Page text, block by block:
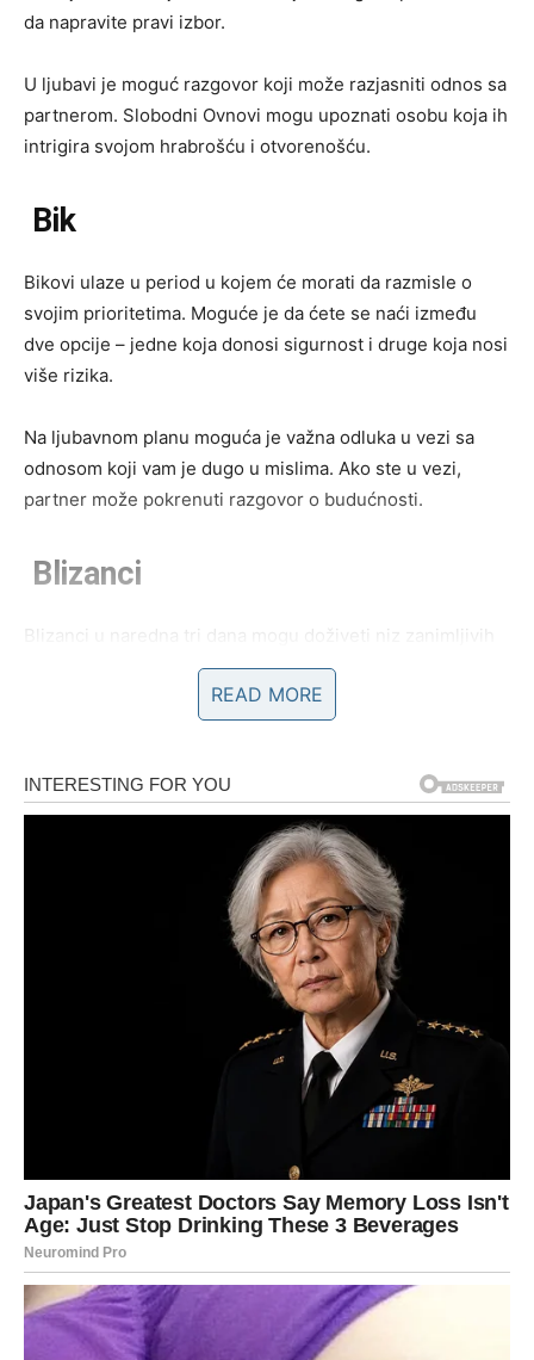
da napravite pravi izbor.
U ljubavi je moguć razgovor koji može razjasniti odnos sa
partnerom. Slobodni Ovnovi mogu upoznati osobu koja ih
intrigira svojom hrabrošću i otvorenošću.
Bik
Bikovi ulaze u period u kojem će morati da razmisle o
svojim prioritetima. Moguće je da ćete se naći između
dve opcije – jedne koja donosi sigurnost i druge koja nosi
više rizika.
Na ljubavnom planu moguća je važna odluka u vezi sa
odnosom koji vam je dugo u mislima. Ako ste u vezi,
partner može pokrenuti razgovor o budućnosti.
Blizanci
Blizanci u naredna tri dana mogu doživeti niz zanimljivih
događaja. Moguće su nove informacije koje menjaju vaše
planove ili donose drugačiji pogled na situaciju.
pokušavali da ignorišete. Možda ćete morati da odlučite
da li želite da nastavite jedan odnos ili da krenete novim
Rakovi mogu osetiti snažnu emotivnu energiju u
narednim danima. Moguće je da ćete razmišljati o
prošlosti i odnosima koji su vam ostavili trag.
Ovi dani mogu doneti priliku za pomirenje ili novi početak
jer se stvari razvijaju sporije nego što biste želeli.
Lav
Lavovi u naredna tri dana mogu dobiti priliku da pokažu
svoje sposobnosti. Na poslu je moguće da će vam neko
READ MORE